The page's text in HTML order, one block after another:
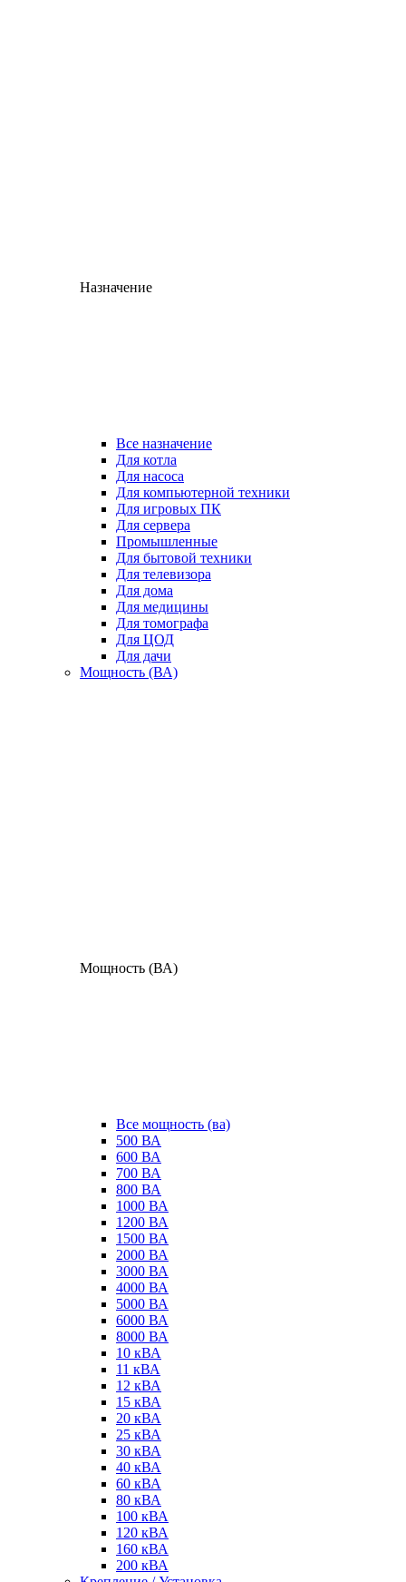
Назначение
Все назначение
Для котла
Для насоса
Для компьютерной техники
Для игровых ПК
Для сервера
Промышленные
Для бытовой техники
Для телевизора
Для дома
Для медицины
Для томографа
Для ЦОД
Для дачи
Мощность (ВА)
Мощность (ВА)
Все мощность (ва)
500 ВА
600 ВА
700 ВА
800 ВА
1000 ВА
1200 ВА
1500 ВА
2000 ВА
3000 ВА
4000 ВА
5000 ВА
6000 ВА
8000 ВА
10 кВА
11 кВА
12 кВА
15 кВА
20 кВА
25 кВА
30 кВА
40 кВА
60 кВА
80 кВА
100 кВА
120 кВА
160 кВА
200 кВА